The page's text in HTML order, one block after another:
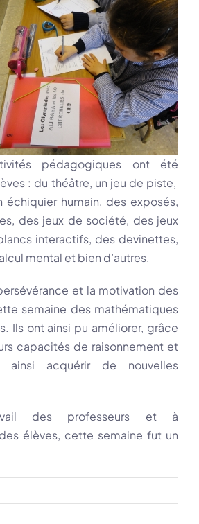
pédagogiques ont été
: du théâtre, un jeu de piste,
échiquier humain, des exposés,
des jeux de société, des jeux
interactifs, des devinettes,
mental et bien d’autres.
et la motivation des
semaine des mathématiques
Ils ont ainsi pu améliorer, grâce
capacités de raisonnement et
acquérir de nouvelles
des professeurs et à
élèves, cette semaine fut un